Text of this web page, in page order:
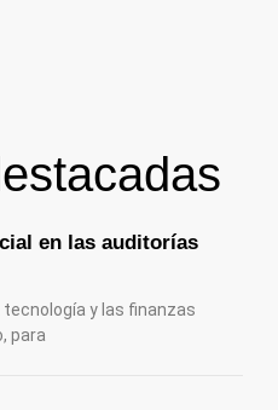
en las auditorías
y las finanzas
para